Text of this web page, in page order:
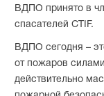
ВДПО принято в
спасателей CTIF.
ВДПО сегодня –
от пожаров
действительно